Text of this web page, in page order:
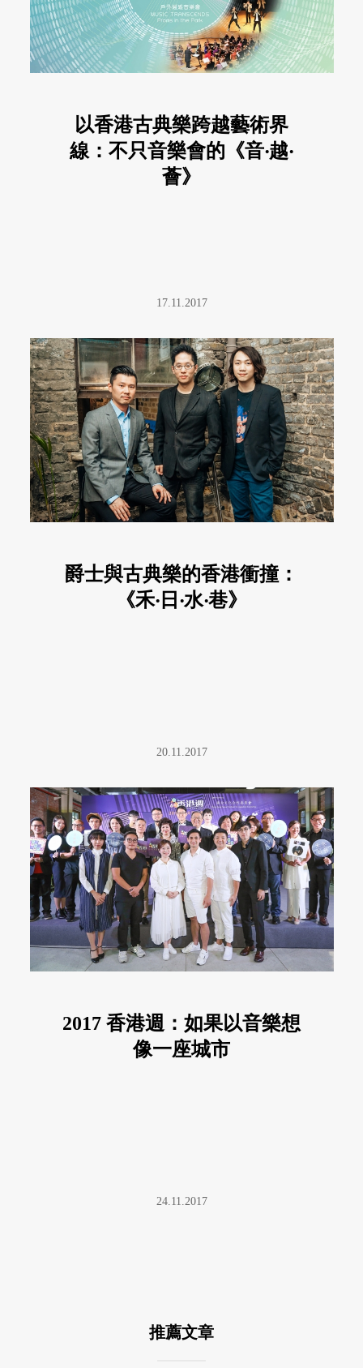
以香港古典樂跨越藝術界
線：不只音樂會的《音‧越‧
薈》
17.11.2017
爵士與古典樂的香港衝撞：
《禾‧日‧水‧巷》
20.11.2017
2017 香港週：如果以音樂想
像一座城市
24.11.2017
推薦文章